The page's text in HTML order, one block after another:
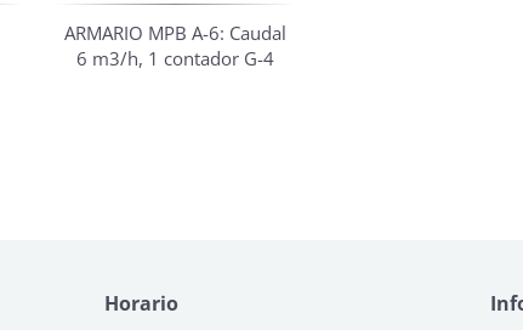
ARMARIO MPB A-6: Caudal
6 m3/h, 1 contador G-4
Horario